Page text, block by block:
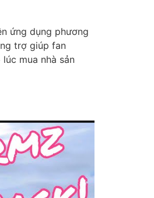
ứng dụng phương
trợ giúp fan
mua nhà sản